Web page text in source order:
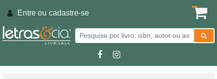
Entre ou cadastre-se.